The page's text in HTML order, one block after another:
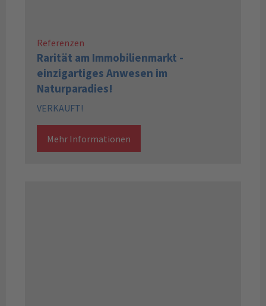
Referenzen
Rarität am Immobilienmarkt -
einzigartiges Anwesen im
Naturparadies!
VERKAUFT!
Mehr Informationen